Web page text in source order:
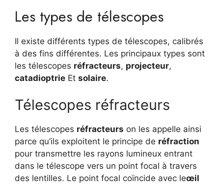
Les types de télescopes
Il existe différents types de télescopes, calibrés
à des fins différentes. Les principaux types sont
les télescopes réfracteurs, projecteur,
catadioptrie Et solaire.
Télescopes réfracteurs
Les télescopes réfracteurs on les appelle ainsi
parce qu’ils exploitent le principe de réfraction
pour transmettre les rayons lumineux entrant
dans le télescope vers un point focal à travers
des lentilles. Le point focal coïncide avec leœil